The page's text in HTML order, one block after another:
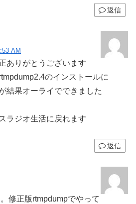
返信
AM
ありがとうございます
のインストールに
結果オーライでできました
ラジオ生活に戻れます
返信
修正版rtmpdumpでやって